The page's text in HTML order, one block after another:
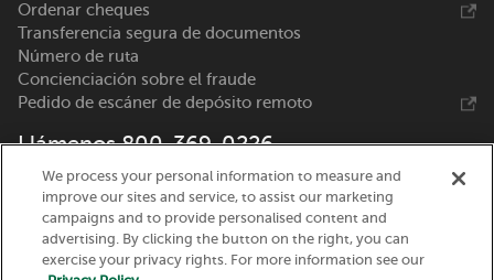
Ordenar cheques
Transferencia segura de documentos
Número de ruta
Concienciación sobre el fraude
Pedido de escáner de depósito remoto
Llámenos 800-369-0226
Nicolet National Bank
111 N. Washington Street
Green Bay, WI 54301
We process your personal information to measure and
improve our sites and service, to assist our marketing
campaigns and to provide personalised content and
advertising. By clicking the button on the right, you can
exercise your privacy rights. For more information see our